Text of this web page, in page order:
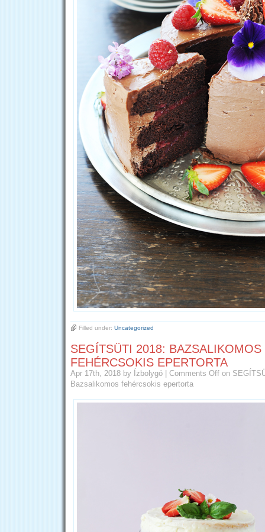
Filled under: Uncategorized
SEGÍTSÜTI 2018: BAZSALIKOMOS
FEHÉRCSOKIS EPERTORTA
Apr 17th, 2018 by Ízbolygó Comments Off on
Bazsalikomos fehércsokis epertorta